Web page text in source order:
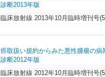
診断2013年版
臨床放射線 2013年10月臨時増刊号
癌取扱い規約からみた悪性腫瘍の病
診断2012年版
臨床放射線 2012年10月臨時増刊号